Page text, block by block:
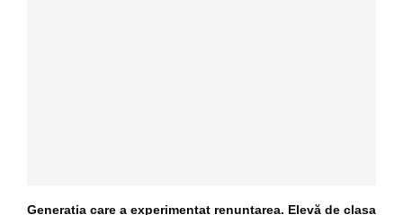
Generația care a experimentat renunțarea. Elevă de clasa